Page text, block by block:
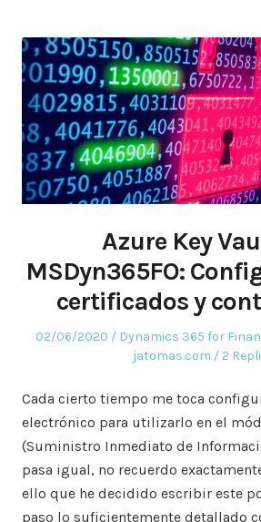
Azure Key
MSDyn365FO:
certificados y
Posted
02/06/2020
Posted
Dynamics 365 for
jatomas.com
2
Cada cierto tiempo me toca
electrónico para utilizarlo en el
(Suministro Inmediato de
pasa igual, no recuerdo
ello que he decidido escribir este
paso lo suficientemente detallado